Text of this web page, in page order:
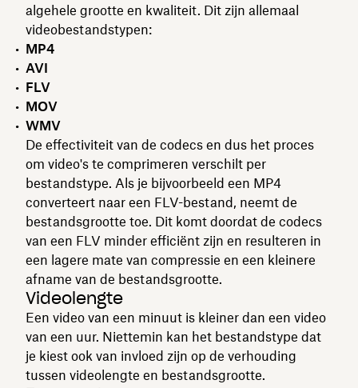
algehele grootte en kwaliteit. Dit zijn allemaal
videobestandstypen:
MP4
AVI
FLV
MOV
WMV
De effectiviteit van de codecs en dus het proces
om video's te comprimeren verschilt per
bestandstype. Als je bijvoorbeeld een MP4
converteert naar een FLV-bestand, neemt de
bestandsgrootte toe. Dit komt doordat de codecs
van een FLV minder efficiënt zijn en resulteren in
een lagere mate van compressie en een kleinere
afname van de bestandsgrootte.
Videolengte
Een video van een minuut is kleiner dan een video
van een uur. Niettemin kan het bestandstype dat
je kiest ook van invloed zijn op de verhouding
tussen videolengte en bestandsgrootte.